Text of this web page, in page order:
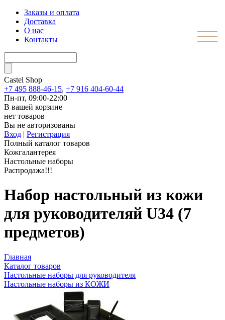
Заказы и оплата
Доставка
О нас
Контакты
Castel Shop
+7 495 888-46-15, +7 916 404-60-44
Пн-пт, 09:00-22:00
В вашей корзине
нет товаров
Вы не авторизованы
Вход | Регистрация
Полный каталог товаров
Кожгалантерея
Настольные наборы
Распродажа!!!
Набор настольный из кожи
для руководителяй U34 (7
предметов)
Главная
Каталог товаров
Настольные наборы для руководителя
Настольные наборы из КОЖИ